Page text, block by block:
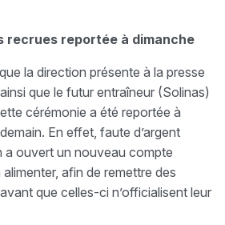
recrues reportée à dimanche
la direction présente à la presse
que le futur entraîneur (Solinas)
cérémonie a été reportée à
En effet, faute d’argent
a ouvert un nouveau compte
alimenter, afin de remettre des
que celles-ci n’officialisent leur